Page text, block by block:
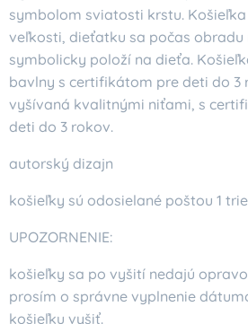
symbolom sviatosti krstu. Košieľka
veľkosti, dieťatku sa počas obradu
symbolicky položí na dieťa.
bavlny s certifikátom pre deti do 3
vyšívaná kvalitnými niťami, s
deti do 3 rokov.
autorský dizajn
košieľky sú odosielané poštou 1
UPOZORNENIE:
košieľky sa po vyšití nedajú
prosím o správne vyplnenie
košieľku vyšiť.